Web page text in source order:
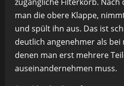
man die obere Klappe,
und spült ihn aus. Das ist
deutlich angenehmer als bei
denen man erst mehrere
auseinandernehmen muss.